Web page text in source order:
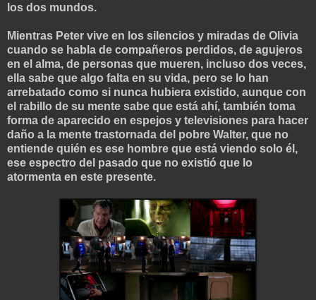
los dos mundos.
Mientras Peter vive en los silencios y miradas de Olivia
cuando se habla de compañeros perdidos, de agujeros
en el alma, de personas que mueren, incluso dos veces,
ella sabe que algo falta en su vida, pero se lo han
arrebatado como si nunca hubiera existido, aunque con
el rabillo de su mente sabe que está ahí, también toma
forma de aparecido en espejos y televisiones para hacer
daño a la mente trastornada del pobre Walter, que no
entiende quién es ese hombre que está viendo solo él,
ese espectro del pasado que no existió que lo
atormenta en este presente.